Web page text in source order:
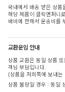
국내에서 배송 받은 상품
해당 제품이 클릭앤퍼니
배비에 한해서 운송비를
교환운임 안내
상품 교환은 동일 상품
객님 부담입니다.
(상품을 저희쪽에 보내
상품 불량일 경우 : 동일